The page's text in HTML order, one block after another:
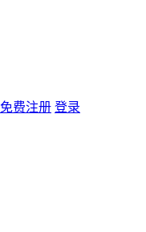
免费注册 登录